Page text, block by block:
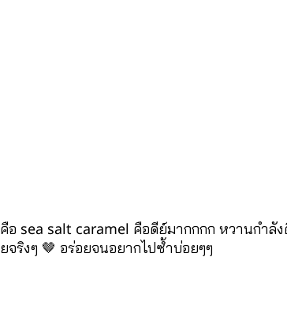
อ sea salt caramel คือดีย์มากกกก หวานกำ
จริงๆ 🤎 อร่อยจนอยากไปซ้ำบ่อยๆๆ